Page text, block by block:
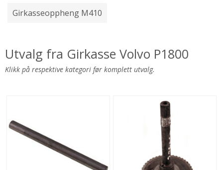
Girkasseoppheng M410
Utvalg fra Girkasse Volvo P1800
Klikk på respektive kategori før komplett utvalg.